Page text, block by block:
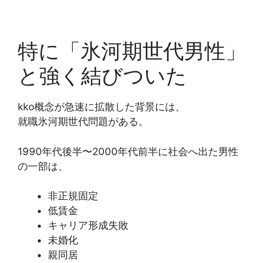
特に「氷河期世代男性」
と強く結びついた
kko概念が急速に拡散した背景には、
就職氷河期世代問題がある。
1990年代後半〜2000年代前半に社会へ出た男性
の一部は、
非正規固定
低賃金
キャリア形成失敗
未婚化
親同居